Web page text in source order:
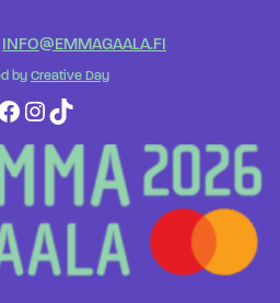
INFO@EMMAGAALA.FI
by Creative Day